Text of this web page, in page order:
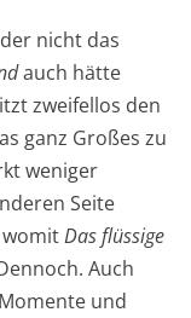
nicht das
auch hätte
zweifellos den
ganz Großes zu
weniger
Seite
womitDas flüssige
Auch
und